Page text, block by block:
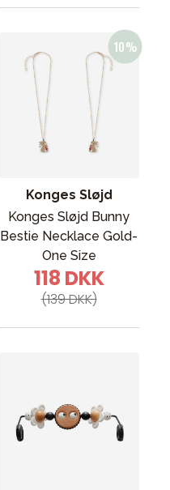
Konges Sløjd
Konges Sløjd Bunny
Bestie Necklace Gold-
One Size
118 DKK
(139 DKK)